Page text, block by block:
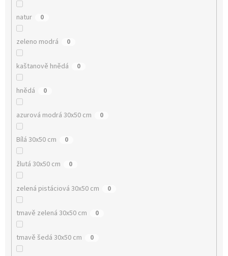
natur 0
zeleno modrá 0
kaštanově hnědá 0
hnědá 0
azurová modrá 30x50 cm 0
Bílá 30x50 cm 0
žlutá 30x50 cm 0
zelená pistáciová 30x50 cm 0
tmavě zelená 30x50 cm 0
tmavě šedá 30x50 cm 0